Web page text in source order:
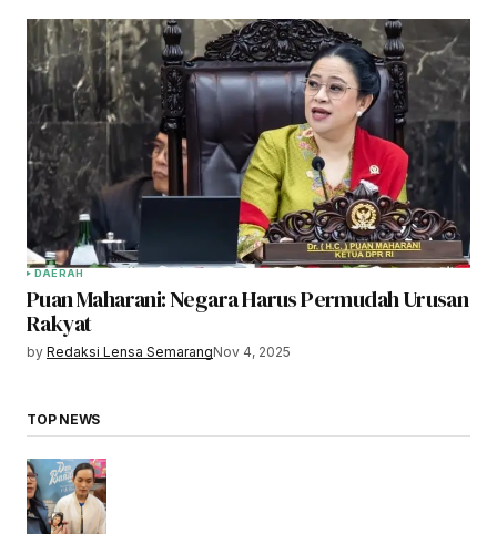
DAERAH
Puan Maharani: Negara Harus Permudah Urusan
Rakyat
by Redaksi Lensa SemarangNov 4, 2025
TOP NEWS